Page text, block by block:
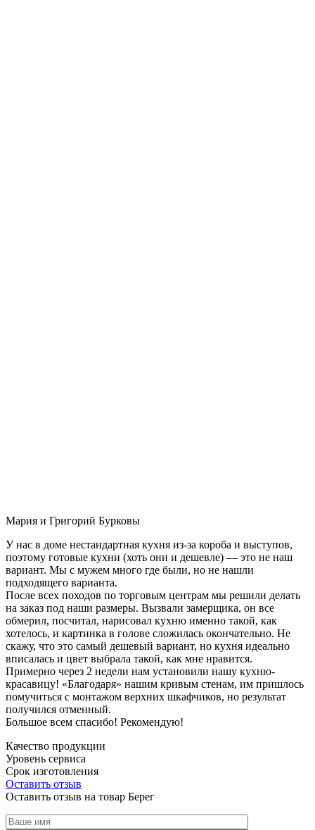
Мария и Григорий Бурковы
У нас в доме нестандартная кухня из-за короба и выступов,
поэтому готовые кухни (хоть они и дешевле) — это не наш
вариант. Мы с мужем много где были, но не нашли
подходящего варианта.
После всех походов по торговым центрам мы решили делать
на заказ под наши размеры. Вызвали замерщика, он все
обмерил, посчитал, нарисовал кухню именно такой, как
хотелось, и картинка в голове сложилась окончательно. Не
скажу, что это самый дешевый вариант, но кухня идеально
вписалась и цвет выбрала такой, как мне нравится.
Примерно через 2 недели нам установили нашу кухню-
красавицу! «Благодаря» нашим кривым стенам, им пришлось
помучиться с монтажом верхних шкафчиков, но результат
получился отменный.
Большое всем спасибо! Рекомендую!
Качество продукции
Уровень сервиса
Срок изготовления
Оставить отзыв
Оставить отзыв на товар Берег